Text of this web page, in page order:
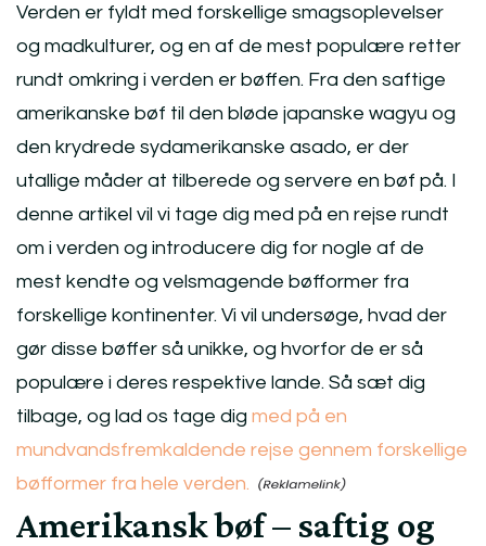
Verden er fyldt med forskellige smagsoplevelser
og madkulturer, og en af de mest populære retter
rundt omkring i verden er bøffen. Fra den saftige
amerikanske bøf til den bløde japanske wagyu og
den krydrede sydamerikanske asado, er der
utallige måder at tilberede og servere en bøf på. I
denne artikel vil vi tage dig med på en rejse rundt
om i verden og introducere dig for nogle af de
mest kendte og velsmagende bøfformer fra
forskellige kontinenter. Vi vil undersøge, hvad der
gør disse bøffer så unikke, og hvorfor de er så
populære i deres respektive lande. Så sæt dig
tilbage, og lad os tage dig med på en
mundvandsfremkaldende rejse gennem forskellige
bøfformer fra hele verden.
Amerikansk bøf – saftig og